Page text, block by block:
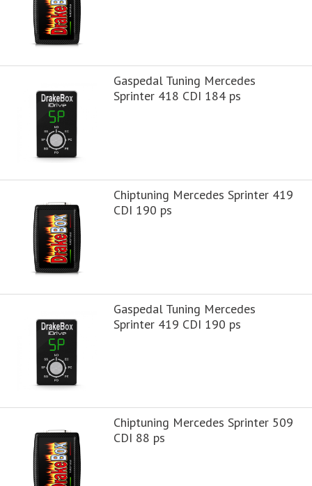
Gaspedal Tuning Mercedes
Sprinter 418 CDI 184 ps
Chiptuning Mercedes Sprinter 419
CDI 190 ps
Gaspedal Tuning Mercedes
Sprinter 419 CDI 190 ps
Chiptuning Mercedes Sprinter 509
CDI 88 ps